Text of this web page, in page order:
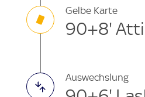
Gelbe Karte
90+8'
Auswechslung